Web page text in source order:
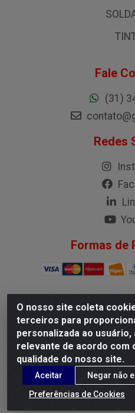
O nosso site coleta
terceiros para
personalizada ao
relevante de acordo com
qualidade do nosso site.
Aceitar
Negar não
Preferências de Cookies
Fale
(31)
Redes
Formas de
G.M.I. Distribuidora LTDA -
Branca, Belo Horizonte/